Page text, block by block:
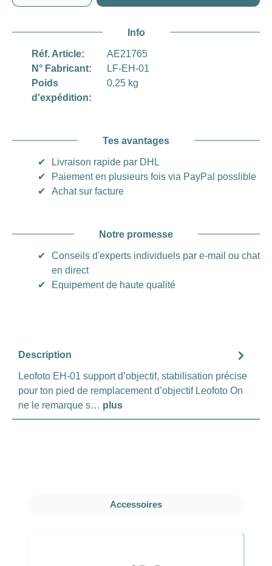
Info
Réf. Article:
AE21765
N° Fabricant:
LF-EH-01
Poids
d'expédition:
0.25 kg
Tes avantages
✔
Livraison rapide par DHL
✔
Paiement en plusieurs fois via PayPal posslible
✔
Achat sur facture
Notre promesse
✔
Conseils d'experts individuels par e-mail ou chat
en direct
✔
Equipement de haute qualité
Description
Leofoto EH-01 support d’objectif, stabilisation précise
pour ton pied de remplacement d’objectif Leofoto On
ne le remarque s… plus
Ignorer la galerie de produits
Accessoires